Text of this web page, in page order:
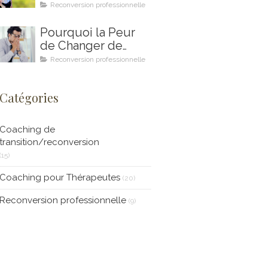
Reconversion professionnelle
Pourquoi la Peur
de Changer de
Métier Peut
Reconversion
Comment le
Coaching en Ikigai
Reconversion professionnelle
Catégories
Coaching de
transition/reconversion
(15)
Coaching pour Thérapeutes (20)
Reconversion professionnelle (9)